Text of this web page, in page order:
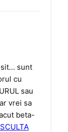
sunt
cu
sau
vrei sa
beta-